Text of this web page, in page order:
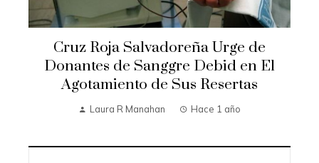
Cruz Roja Salvadoreña Urge de
Donantes de Sanggre Debid en El
Agotamiento de Sus Resertas
Laura R Manahan Hace 1 año